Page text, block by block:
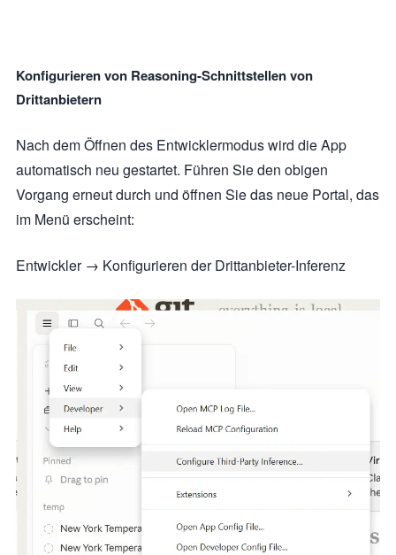
Konfigurieren von Reasoning-Schnittstellen von
Drittanbietern
Nach dem Öffnen des Entwicklermodus wird die App
automatisch neu gestartet. Führen Sie den obigen
Vorgang erneut durch und öffnen Sie das neue Portal, das
im Menü erscheint:
Entwickler → Konfigurieren der Drittanbieter-Inferenz